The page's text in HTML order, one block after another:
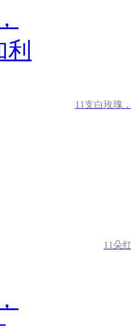
11支白玫瑰
11朵